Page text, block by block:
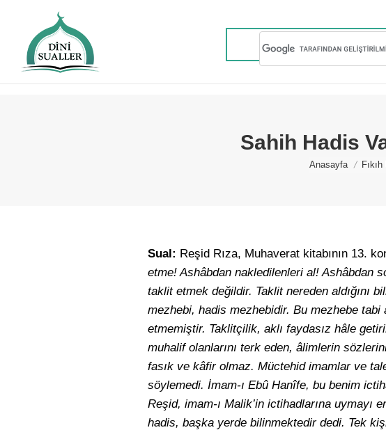
Sahih Hadis
You are here:
Anasayfa
Sual: Reşid Rıza, Muhaverat kitabının 13.
etme! Ashâbdan nakledilenleri al! Ashâbdan
taklit etmek değildir. Taklit nereden aldığını
mezhebi, hadis mezhebidir. Bu mezhebe tabi
etmemiştir. Taklitçilik, aklı faydasız hâle
muhalif olanlarını terk eden, âlimlerin
fasık ve kâfir olmaz. Müctehid imamlar ve
söylemedi. İmam-ı Ebû Hanîfe, bu benim
Reşid, imam-ı Malik’in ictihadlarına
hadis, başka yerde bilinmektedir dedi. Tek